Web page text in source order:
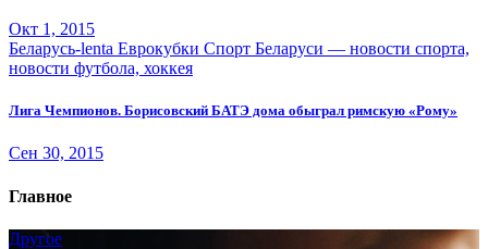
Окт 1, 2015
Беларусь-lenta Еврокубки Спорт Беларуси — новости спорта,
новости футбола, хоккея
Лига Чемпионов. Борисовский БАТЭ дома обыграл римскую «Рому»
Сен 30, 2015
Главное
Другое